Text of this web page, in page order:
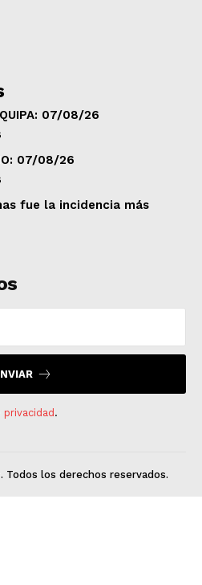
07/08/26
07/08/26
fue la incidencia más
.
los derechos reservados.